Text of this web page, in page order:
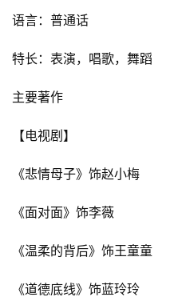
语言：普通话
特长：表演，唱歌，舞蹈
主要著作
【电视剧】
《悲情母子》饰赵小梅
《面对面》饰李薇
《温柔的背后》饰王童童
《道德底线》饰蓝玲玲